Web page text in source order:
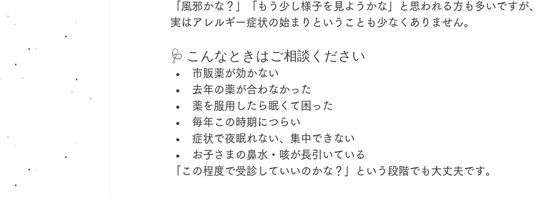
「風邪かな？」「もう少し様子を見ようかな」と思われる方も多いですが、
実はアレルギー症状の始まり ということも少なくありません。
🩺 こんなときはご相談ください
市販薬が効かない
去年の薬が合わなかった
薬を服用したら眠くて困った
毎年この時期につらい
症状で夜眠れない、集中できない
お子さまの鼻水・咳が長引いている
「この程度で受診していいのかな？」という段階でも大丈夫です。